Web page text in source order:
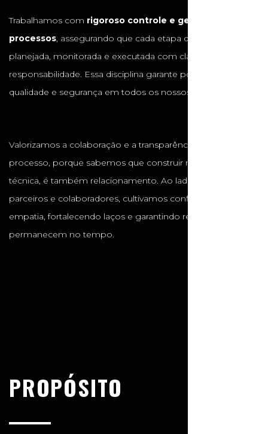
Trabalhamos com rigoroso controle e gestão de
processos, assegurando que cada etapa da obra seja
planejada, monitorada e executada com clareza e
responsabilidade. Essa disciplina garante pontualidade,
qualidade e segurança em todos os nossos projetos.
Valorizamos a colaboração e a transparência em cada
processo, porque sabemos que construir não é apenas
técnica, é também relacionamento. Ao lado de clientes,
parceiros e colaboradores, cultivamos confiança, respeito e
empatia, fortalecendo laços e garantindo resultados que
permanecem no tempo.
PROPÓSITO